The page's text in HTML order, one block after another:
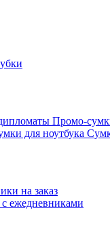
Промо-
для ноутбука
на заказ
ежедневниками